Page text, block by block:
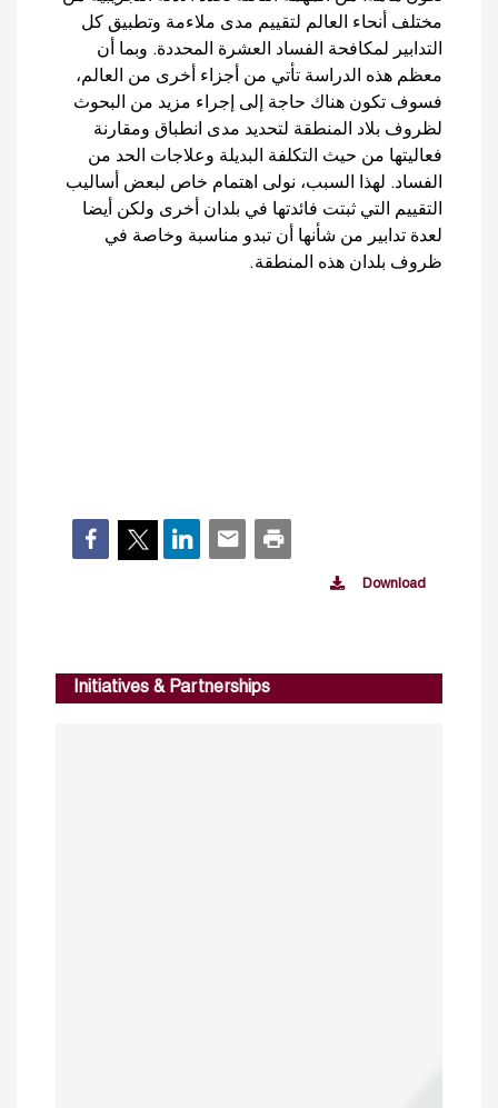
مختلف أنحاء العالم لتقييم مدى ملاءمة وتطبيق كل
التدابير لمكافحة الفساد العشرة المحددة. وبما أن
معظم هذه الدراسة تأتي من أجزاء أخرى من العالم،
فسوف تكون هناك حاجة إلى إجراء مزيد من البحوث
لظروف بلاد المنطقة لتحديد مدى انطباق ومقارنة
فعاليتها من حيث التكلفة البديلة وعلاجات الحد من
الفساد. لهذا السبب، نولى اهتمام خاص لبعض أساليب
التقييم التي ثبتت فائدتها في بلدان أخرى ولكن أيضا
لعدة تدابير من شأنها أن تبدو مناسبة وخاصة في
ظروف بلدان هذه المنطقة.
Download
Initiatives & Partnerships